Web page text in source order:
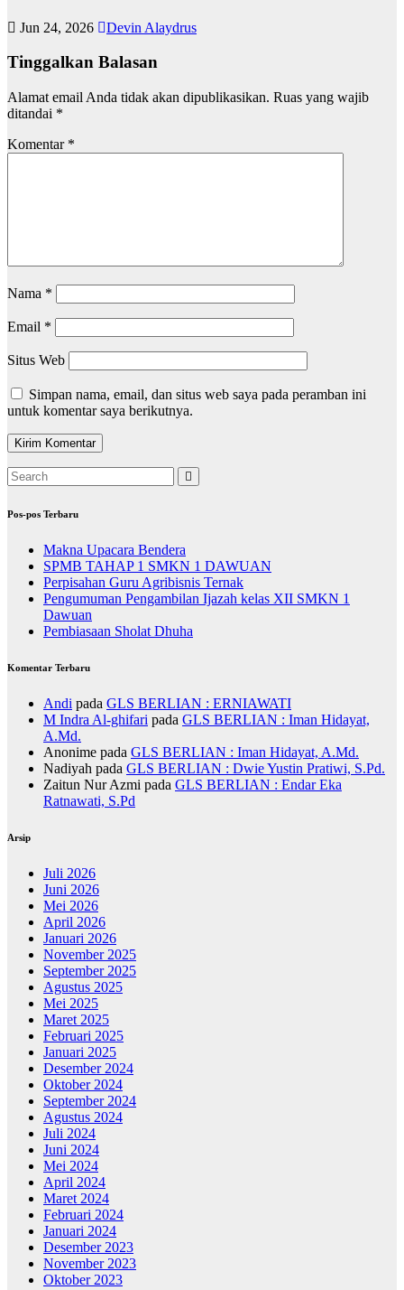
Jun 24, 2026 Devin Alaydrus
Tinggalkan Balasan
Alamat email Anda tidak akan dipublikasikan. Ruas yang wajib
ditandai *
Komentar *
Nama *
Email *
Situs Web
Simpan nama, email, dan situs web saya pada peramban ini
untuk komentar saya berikutnya.
Pos-pos Terbaru
Makna Upacara Bendera
SPMB TAHAP 1 SMKN 1 DAWUAN
Perpisahan Guru Agribisnis Ternak
Pengumuman Pengambilan Ijazah kelas XII SMKN 1
Dawuan
Pembiasaan Sholat Dhuha
Komentar Terbaru
Andi pada GLS BERLIAN : ERNIAWATI
M Indra Al-ghifari pada GLS BERLIAN : Iman Hidayat,
A.Md.
Anonime pada GLS BERLIAN : Iman Hidayat, A.Md.
Nadiyah pada GLS BERLIAN : Dwie Yustin Pratiwi, S.Pd.
Zaitun Nur Azmi pada GLS BERLIAN : Endar Eka
Ratnawati, S.Pd
Arsip
Juli 2026
Juni 2026
Mei 2026
April 2026
Januari 2026
November 2025
September 2025
Agustus 2025
Mei 2025
Maret 2025
Februari 2025
Januari 2025
Desember 2024
Oktober 2024
September 2024
Agustus 2024
Juli 2024
Juni 2024
Mei 2024
April 2024
Maret 2024
Februari 2024
Januari 2024
Desember 2023
November 2023
Oktober 2023